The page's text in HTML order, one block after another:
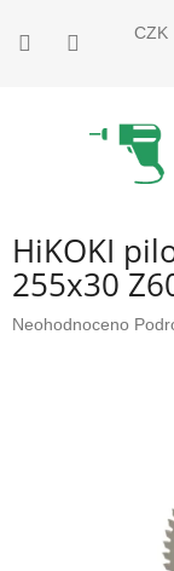
obsah
CZK
HiKOKI
255x30
Průměrné
Neohodnoceno